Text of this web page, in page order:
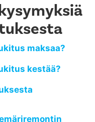
maksaa?
kestää?